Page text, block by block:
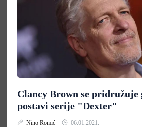
Clancy Brown se pridružuje
postavi serije "Dexter"
Nino Romić 06.01.2021.